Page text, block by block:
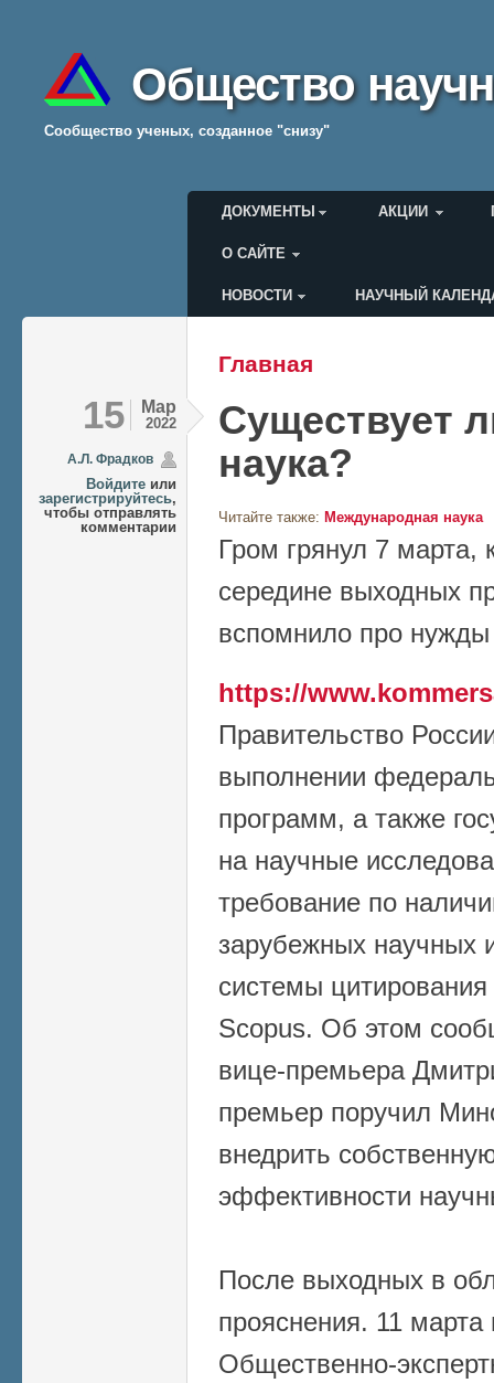
Общество
Cообщество ученых, созданное "снизу"
Главное меню
ДОКУМЕНТЫ АКЦИИ
О САЙТЕ
Меню пользователя
НОВОСТИ НАУЧНЫЙ
Вы здесь
Главная
15 Мар
2022
А.Л. Фрадков
Войдите или
зарегистрируйтесь,
чтобы отправлять
комментарии
Существует
наука?
Читайте также: Международная наука
Гром грянул 7 марта,
середине выходных
вспомнило про нужды
https://
Правительство
выполнении
программ, а также
на научные
требование по
зарубежных научных
системы
Scopus. Об этом
вице-премьера
премьер поручил
внедрить
эффективности
После выходных в
прояснения. 11 марта
Общественно-